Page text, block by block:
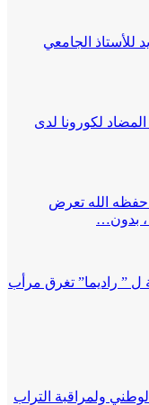
الجامعي
لكورونا لدى
الله تعرض
ل ” راديما” تغرق مرأب
ولمراقبة التراب